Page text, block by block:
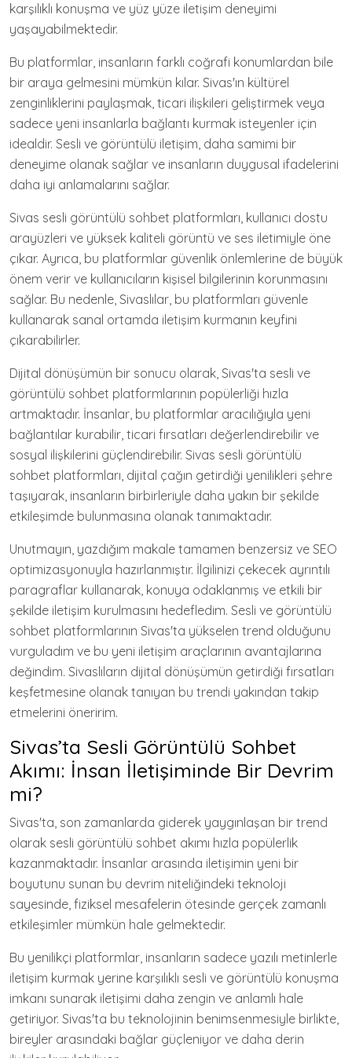
karşılıklı konuşma ve yüz yüze iletişim deneyimi
yaşayabilmektedir.
Bu platformlar, insanların farklı coğrafi konumlardan bile
bir araya gelmesini mümkün kılar. Sivas'ın kültürel
zenginliklerini paylaşmak, ticari ilişkileri geliştirmek veya
sadece yeni insanlarla bağlantı kurmak isteyenler için
idealdir. Sesli ve görüntülü iletişim, daha samimi bir
deneyime olanak sağlar ve insanların duygusal ifadelerini
daha iyi anlamalarını sağlar.
Sivas sesli görüntülü sohbet platformları, kullanıcı dostu
arayüzleri ve yüksek kaliteli görüntü ve ses iletimiyle öne
çıkar. Ayrıca, bu platformlar güvenlik önlemlerine de büyük
önem verir ve kullanıcıların kişisel bilgilerinin korunmasını
sağlar. Bu nedenle, Sivaslılar, bu platformları güvenle
kullanarak sanal ortamda iletişim kurmanın keyfini
çıkarabilirler.
Dijital dönüşümün bir sonucu olarak, Sivas'ta sesli ve
görüntülü sohbet platformlarının popülerliği hızla
artmaktadır. İnsanlar, bu platformlar aracılığıyla yeni
bağlantılar kurabilir, ticari fırsatları değerlendirebilir ve
sosyal ilişkilerini güçlendirebilir. Sivas sesli görüntülü
sohbet platformları, dijital çağın getirdiği yenilikleri şehre
taşıyarak, insanların birbirleriyle daha yakın bir şekilde
etkileşimde bulunmasına olanak tanımaktadır.
Unutmayın, yazdığım makale tamamen benzersiz ve SEO
optimizasyonuyla hazırlanmıştır. İlgilinizi çekecek ayrıntılı
paragraflar kullanarak, konuya odaklanmış ve etkili bir
şekilde iletişim kurulmasını hedefledim. Sesli ve görüntülü
sohbet platformlarının Sivas'ta yükselen trend olduğunu
vurguladım ve bu yeni iletişim araçlarının avantajlarına
değindim. Sivaslıların dijital dönüşümün getirdiği fırsatları
keşfetmesine olanak tanıyan bu trendi yakından takip
etmelerini öneririm.
Sivas’ta Sesli Görüntülü Sohbet
Akımı: İnsan İletişiminde Bir Devrim
mi?
Sivas'ta, son zamanlarda giderek yaygınlaşan bir trend
olarak sesli görüntülü sohbet akımı hızla popülerlik
kazanmaktadır. İnsanlar arasında iletişimin yeni bir
boyutunu sunan bu devrim niteliğindeki teknoloji
sayesinde, fiziksel mesafelerin ötesinde gerçek zamanlı
etkileşimler mümkün hale gelmektedir.
Bu yenilikçi platformlar, insanların sadece yazılı metinlerle
iletişim kurmak yerine karşılıklı sesli ve görüntülü konuşma
imkanı sunarak iletişimi daha zengin ve anlamlı hale
getiriyor. Sivas'ta bu teknolojinin benimsenmesiyle birlikte,
bireyler arasındaki bağlar güçleniyor ve daha derin